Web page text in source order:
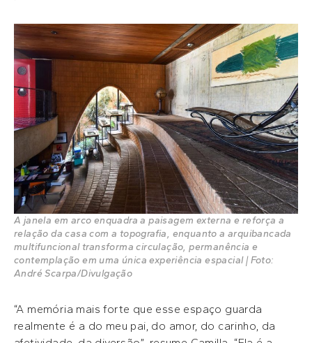
A janela em arco enquadra a paisagem externa e reforça a
relação da casa com a topografia, enquanto a arquibancada
multifuncional transforma circulação, permanência e
contemplação em uma única experiência espacial | Foto:
André Scarpa/Divulgação
“A memória mais forte que esse espaço guarda
realmente é a do meu pai, do amor, do carinho, da